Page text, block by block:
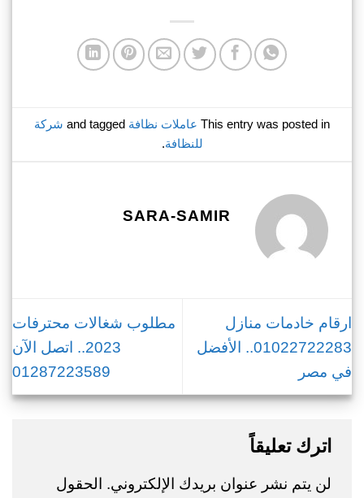
This entry was posted in عاملات نظافة
شركة
للنظافة.
SARA-SAMIR
ارقام خادمات منازل
01022722283.. الأفضل
في مصر
مطلوب شغالات محترفات
2023.. اتصل الآن
01287223589
اترك تعليقاً
لن يتم نشر عنوان بريدك الإلكتروني. الحقول